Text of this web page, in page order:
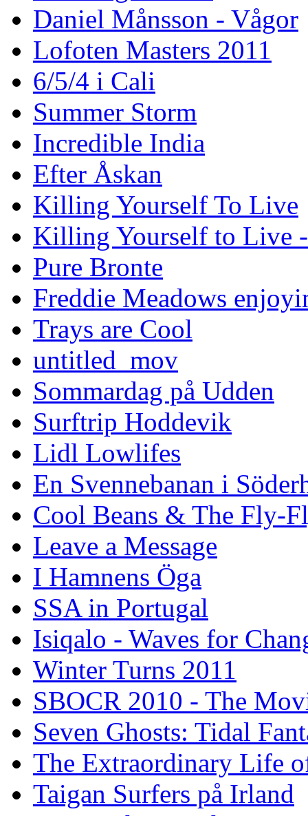
Daniel Månsson - Vågor
Lofoten Masters 2011
6/5/4 i Cali
Summer Storm
Incredible India
Efter Åskan
Killing Yourself To Live
Killing Yourself to Live -
Pure Bronte
Freddie Meadows
Trays are Cool
untitled_mov
Sommardag på Udden
Surftrip Hoddevik
Lidl Lowlifes
En Svennebanan i
Cool Beans & The Fly-
Leave a Message
I Hamnens Öga
SSA in Portugal
Isiqalo - Waves for
Winter Turns 2011
SBOCR 2010 - The
Seven Ghosts: Tidal
The Extraordinary Life
Taigan Surfers på Irland